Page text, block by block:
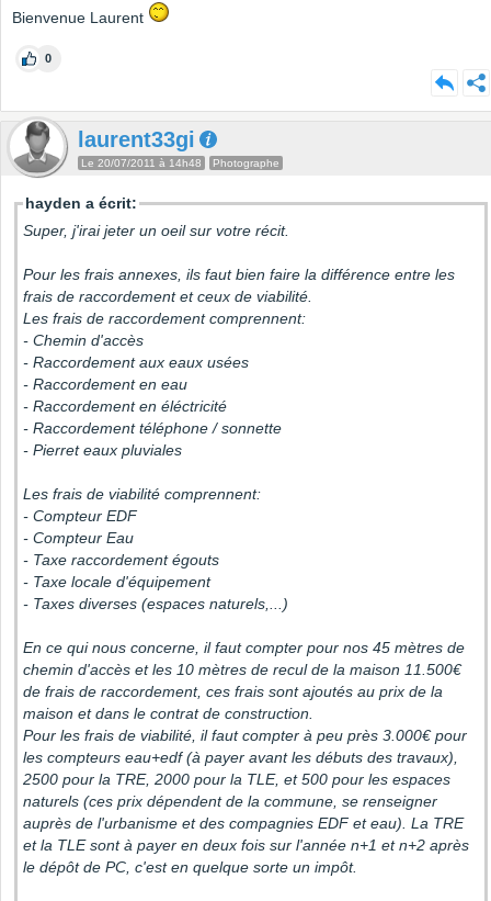
Bienvenue Laurent
0
laurent33gi
Le 20/07/2011 à 14h48 Photographe
hayden a écrit:
Super, j'irai jeter un oeil sur votre récit.
Pour les frais annexes, ils faut bien faire la différence entre les
frais de raccordement et ceux de viabilité.
Les frais de raccordement comprennent:
- Chemin d'accès
- Raccordement aux eaux usées
- Raccordement en eau
- Raccordement en éléctricité
- Raccordement téléphone / sonnette
- Pierret eaux pluviales
Les frais de viabilité comprennent:
- Compteur EDF
- Compteur Eau
- Taxe raccordement égouts
- Taxe locale d'équipement
- Taxes diverses (espaces naturels,...)
En ce qui nous concerne, il faut compter pour nos 45 mètres de
chemin d'accès et les 10 mètres de recul de la maison 11.500€
de frais de raccordement, ces frais sont ajoutés au prix de la
maison et dans le contrat de construction.
Pour les frais de viabilité, il faut compter à peu près 3.000€ pour
les compteurs eau+edf (à payer avant les débuts des travaux),
2500 pour la TRE, 2000 pour la TLE, et 500 pour les espaces
naturels (ces prix dépendent de la commune, se renseigner
auprès de l'urbanisme et des compagnies EDF et eau). La TRE
et la TLE sont à payer en deux fois sur l'année n+1 et n+2 après
le dépôt de PC, c'est en quelque sorte un impôt.